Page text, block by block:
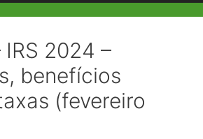
2024 –
benefícios
(fevereiro